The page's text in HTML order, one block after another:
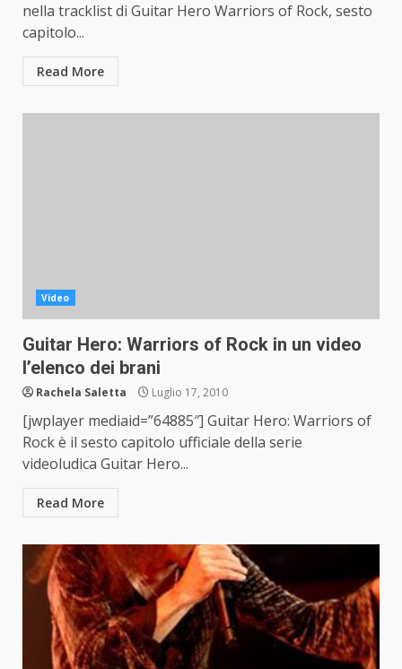
nella tracklist di Guitar Hero Warriors of Rock, sesto
capitolo...
Read More
Video
Guitar Hero: Warriors of Rock in un video
l’elenco dei brani
Rachela Saletta Luglio 17, 2010
[jwplayer mediaid=”64885″] Guitar Hero: Warriors of
Rock è il sesto capitolo ufficiale della serie
videoludica Guitar Hero...
Read More